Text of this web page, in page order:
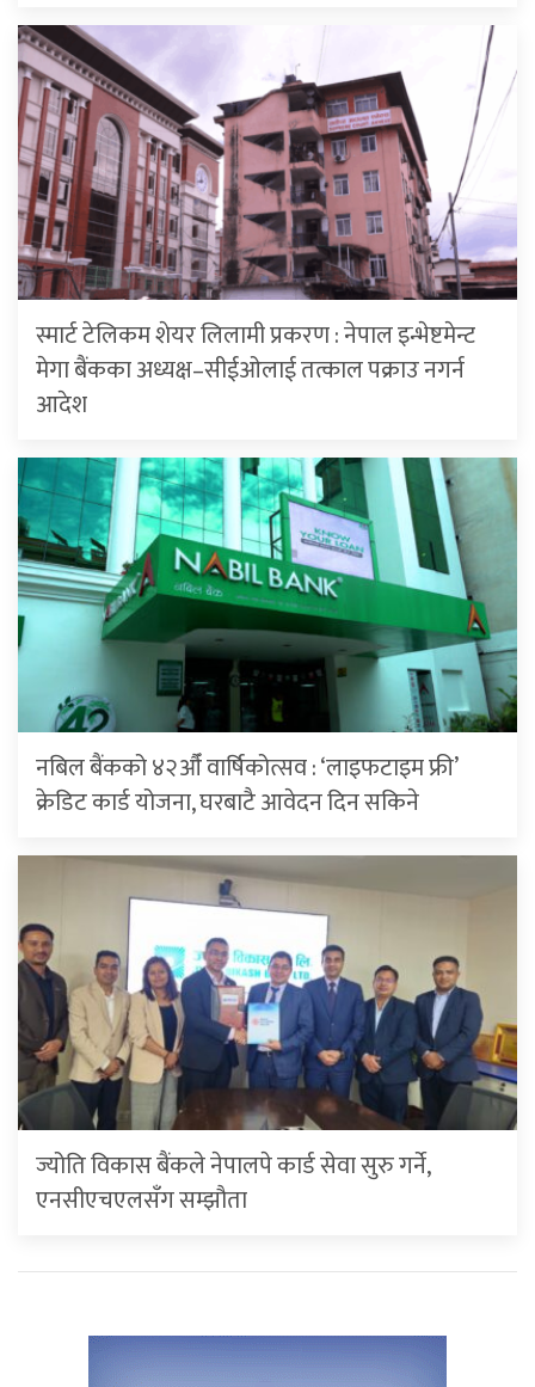
स्मार्ट टेलिकम शेयर लिलामी प्रकरण : नेपाल इन्भेष्टमेन्ट
मेगा बैंकका अध्यक्ष–सीईओलाई तत्काल पक्राउ नगर्न
आदेश
नबिल बैंकको ४२औँ वार्षिकोत्सव : ‘लाइफटाइम फ्री’
क्रेडिट कार्ड योजना, घरबाटै आवेदन दिन सकिने
ज्योति विकास बैंकले नेपालपे कार्ड सेवा सुरु गर्ने,
एनसीएचएलसँग सम्झौता